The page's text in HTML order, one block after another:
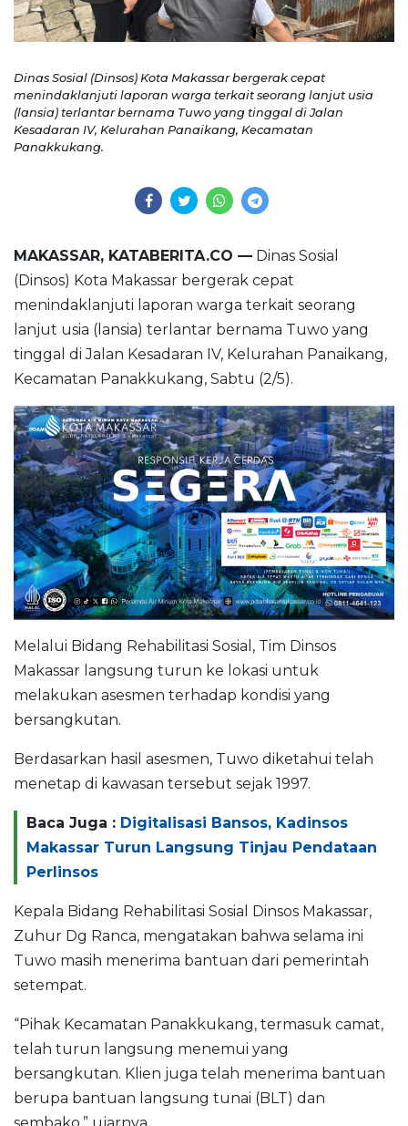
Dinas Sosial (Dinsos) Kota Makassar bergerak cepat
menindaklanjuti laporan warga terkait seorang lanjut usia
(lansia) terlantar bernama Tuwo yang tinggal di Jalan
Kesadaran IV, Kelurahan Panaikang, Kecamatan
Panakkukang.
MAKASSAR, KATABERITA.CO — Dinas Sosial
(Dinsos) Kota Makassar bergerak cepat
menindaklanjuti laporan warga terkait seorang
lanjut usia (lansia) terlantar bernama Tuwo yang
tinggal di Jalan Kesadaran IV, Kelurahan Panaikang,
Kecamatan Panakkukang, Sabtu (2/5).
Melalui Bidang Rehabilitasi Sosial, Tim Dinsos
Makassar langsung turun ke lokasi untuk
melakukan asesmen terhadap kondisi yang
bersangkutan.
Berdasarkan hasil asesmen, Tuwo diketahui telah
menetap di kawasan tersebut sejak 1997.
Baca Juga : Digitalisasi Bansos, Kadinsos
Makassar Turun Langsung Tinjau Pendataan
Perlinsos
Kepala Bidang Rehabilitasi Sosial Dinsos Makassar,
Zuhur Dg Ranca, mengatakan bahwa selama ini
Tuwo masih menerima bantuan dari pemerintah
setempat.
“Pihak Kecamatan Panakkukang, termasuk camat,
telah turun langsung menemui yang
bersangkutan. Klien juga telah menerima bantuan
berupa bantuan langsung tunai (BLT) dan